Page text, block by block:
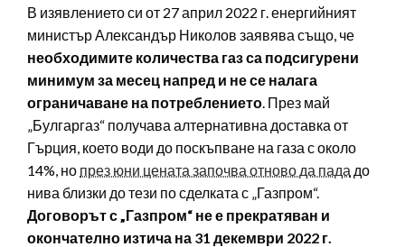
В изявлението си от 27 април 2022 г. енергийният
министър Александър Николов заявява също, че
необходимите количества газ са подсигурени
минимум за месец напред и не се налага
ограничаване на потреблението. През май
„Булгаргаз“ получава алтернативна доставка от
Гърция, което води до поскъпване на газа с около
14%, но през юни цената започва отново да пада до
нива близки до тези по сделката с „Газпром“.
Договорът с „Газпром“ не е прекратяван и
окончателно изтича на 31 декември 2022 г.